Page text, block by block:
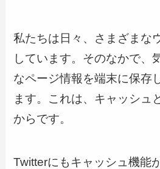
私たちは日々、さまざまな
しています。そのなかで、
なページ情報を端末に保存
ます。これは、キャッシュ
からです。
Twitterにもキャッシュ機能